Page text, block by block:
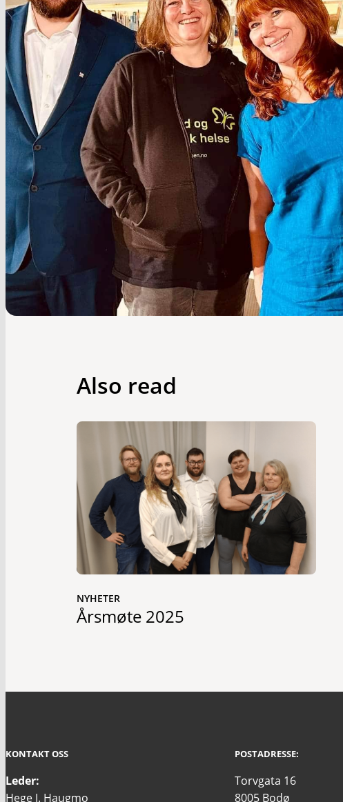
Also read
NYHETER
Årsmøte 2025
KONTAKT OSS
Leder:
Hege I. Haugmo
POSTADRESSE:
Torvgata 16
8005 Bodø